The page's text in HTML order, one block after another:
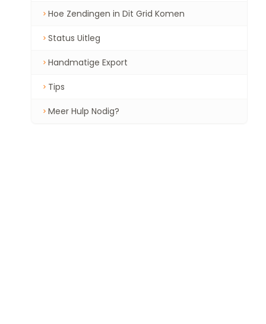
Hoe Zendingen in Dit Grid Komen
Status Uitleg
Handmatige Export
Tips
Meer Hulp Nodig?